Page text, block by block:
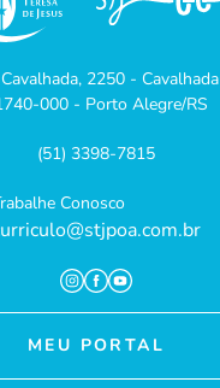
2250 - Cavalhada
000 - Porto Alegre/RS
(51) 3398-7815
Conosco
MEU PORTAL